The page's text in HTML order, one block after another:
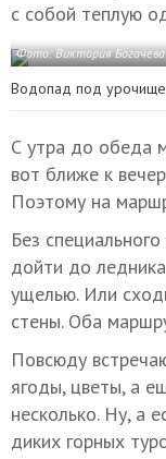
с собой теплую
Фото: Виктория Богачева
Водопад под
С утра до обеда
вот ближе к
Поэтому на
Без
дойти до
ущелью. Или
стены. Оба
Повсюду
ягоды, цветы, а
несколько. Ну, а
диких горных